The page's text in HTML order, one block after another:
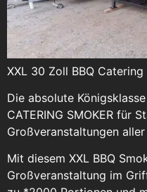
XXL 30 Zoll BBQ
Die absolute
CATERING SMOKER für
Großveranstaltungen
Mit diesem XXL BBQ
Großveranstaltung im